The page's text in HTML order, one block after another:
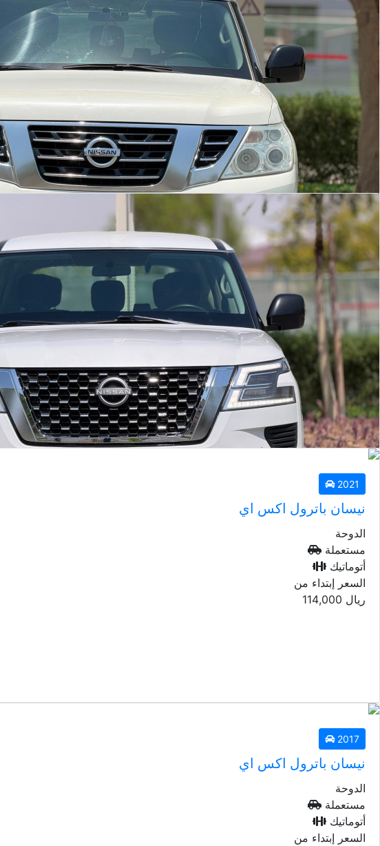
2019
نيسان باترول اكس اي
الدوحة
مستعملة
السعر إبتداء من
48,000ريال
السعر إبتداء من
107,000ريال
2021
نيسان باترول اكس اي
الدوحة
مستعملة
أتوماتيك
السعر إبتداء من
114,000 ريال
2017
نيسان باترول اكس اي
الدوحة
مستعملة
أتوماتيك
السعر إبتداء من